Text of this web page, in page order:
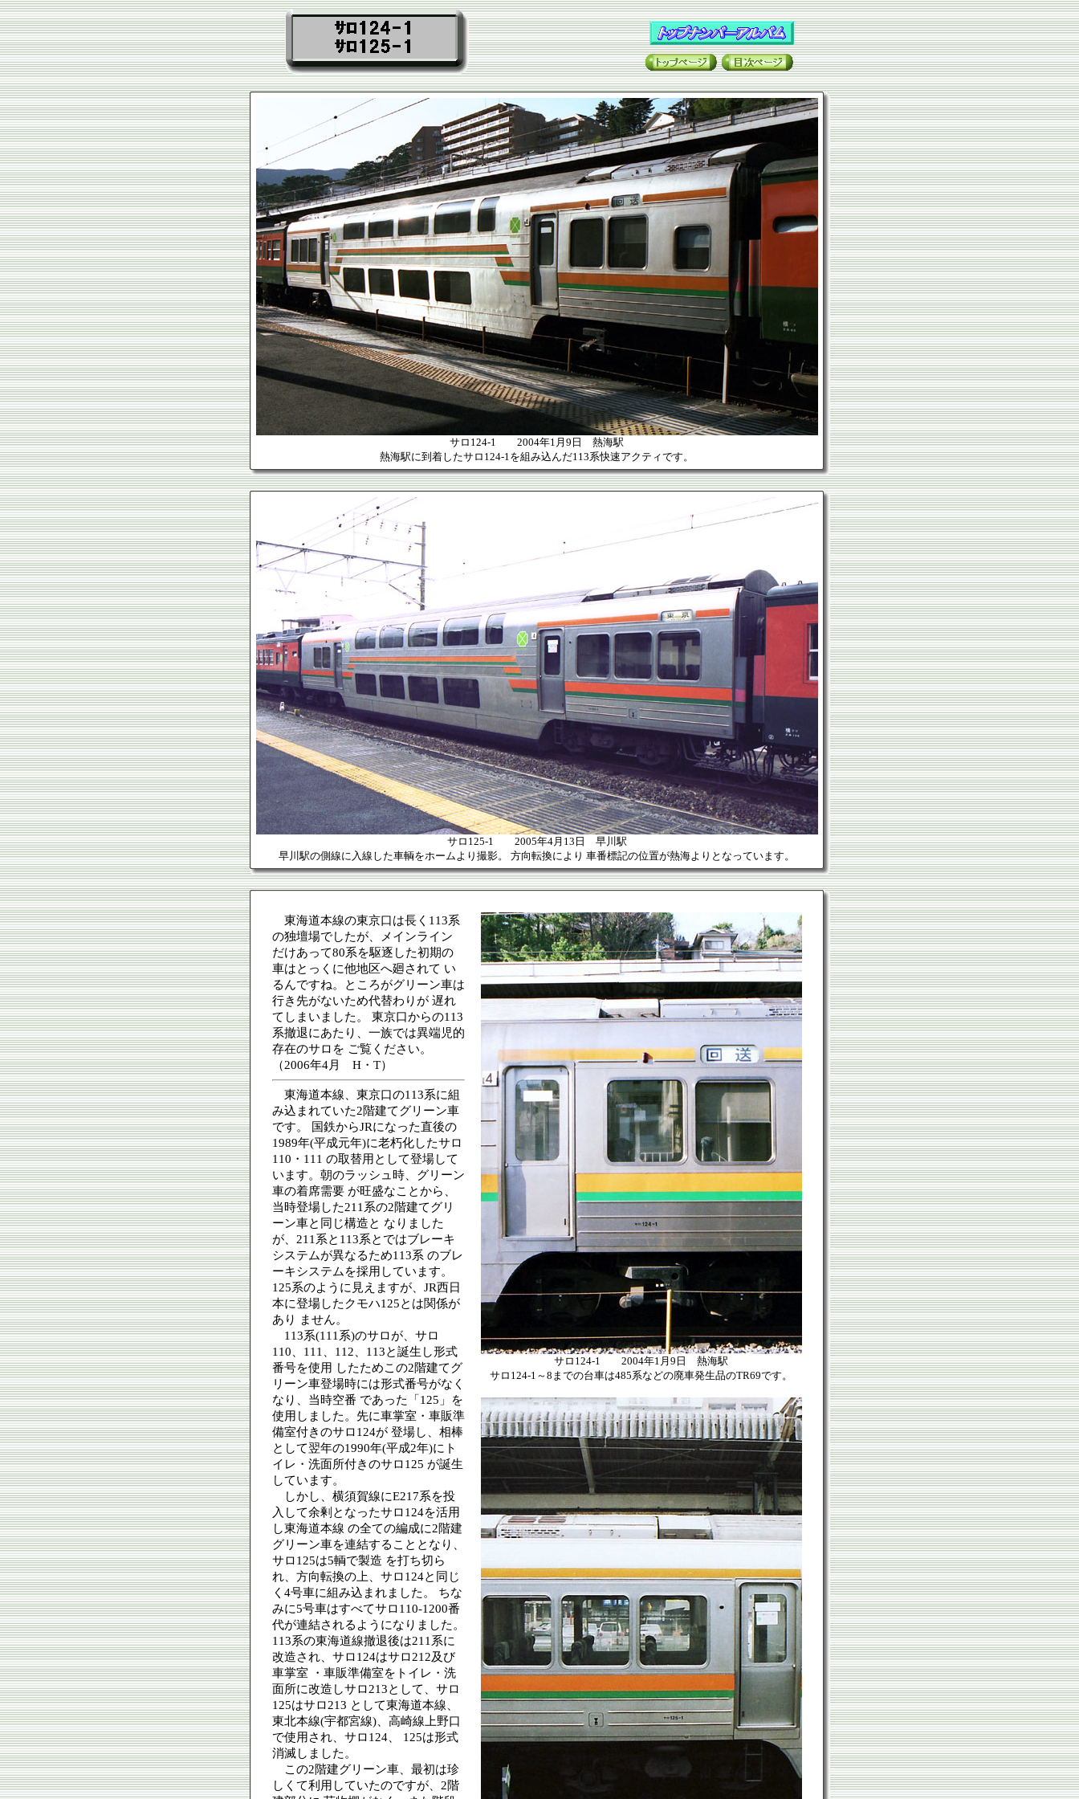
サロ124-1 2004年1月9日 熱海駅
熱海駅に到着したサロ124-1を組み込んだ113系快速アクティです。
サロ125-1 2005年4月13日 早川駅
早川駅の側線に入線した車輌をホームより撮影。 方向転換により 車番標記の位置が熱海よりとなっています。
東海道本線の東京口は長く113系
の独壇場でしたが、メインライン
だけあって80系を駆逐した初期の
車はとっくに他地区へ廻されて い
るんですね。ところがグリーン車は
行き先がないため代替わりが 遅れ
てしまいました。 東京口からの113
系撤退にあたり、一族では異端児的
存在のサロを ご覧ください。
（2006年4月 H・T）
東海道本線、東京口の113系に組
み込まれていた2階建てグリーン車
です。 国鉄からJRになった直後の
1989年(平成元年)に老朽化したサロ
110・111 の取替用として登場して
います。朝のラッシュ時、グリーン
車の着席需要 が旺盛なことから、
当時登場した211系の2階建てグリ
ーン車と同じ構造と なりました
が、211系と113系とではブレーキ
システムが異なるため113系 のブレ
ーキシステムを採用しています。
125系のように見えますが、JR西日
本に登場したクモハ125とは関係が
あり ません。
113系(111系)のサロが、サロ
110、111、112、113と誕生し形式
番号を使用 したためこの2階建てグ
リーン車登場時には形式番号がなく
なり、当時空番 であった「125」を
使用しました。先に車掌室・車販準
備室付きのサロ124が 登場し、相棒
として翌年の1990年(平成2年)にト
イレ・洗面所付きのサロ125 が誕生
しています。
しかし、横須賀線にE217系を投
入して余剰となったサロ124を活用
し東海道本線 の全ての編成に2階建
グリーン車を連結することとなり、
サロ125は5輌で製造 を打ち切ら
れ、方向転換の上、サロ124と同じ
く4号車に組み込まれました。 ちな
みに5号車はすべてサロ110-1200番
代が連結されるようになりました。
113系の東海道線撤退後は211系に
改造され、サロ124はサロ212及び
車掌室 ・車販準備室をトイレ・洗
面所に改造しサロ213として、サロ
125はサロ213 として東海道本線、
東北本線(宇都宮線)、高崎線上野口
で使用され、サロ124、 125は形式
消滅しました。
この2階建グリーン車、最初は珍
しくて利用していたのですが、2階
サロ124-1 2004年1月9日 熱海駅
サロ124-1～8までの台車は485系などの廃車発生品のTR69です。